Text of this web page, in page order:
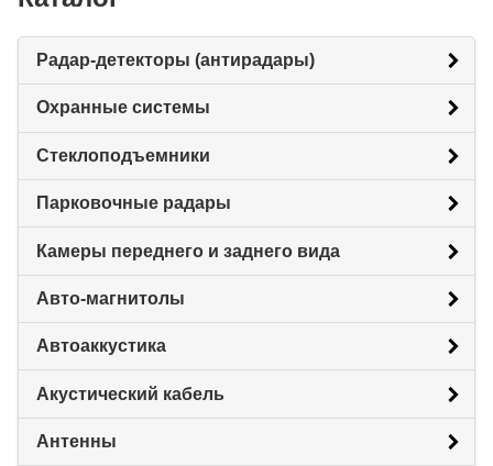
Радар-детекторы (антирадары)
Охранные системы
Стеклоподъемники
Парковочные радары
Камеры переднего и заднего вида
Авто-магнитолы
Автоаккустика
Акустический кабель
Антенны